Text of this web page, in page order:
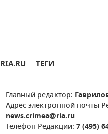
RIA.RU ТЕГИ
Главный редактор:
Адрес электронной почты
news.crimea@ria.ru
Телефон Редакции: 7 (495)